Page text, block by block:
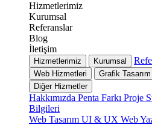
Hizmetlerimiz
Kurumsal
Referanslar
Blog
İletişim
Hizmetlerimiz Kurumsal
Web Hizmetleri Grafik Tasarım
Diğer Hizmetler
Hakkımızda Penta Farkı Proje
Bilgileri
Web Tasarım UI & UX Web